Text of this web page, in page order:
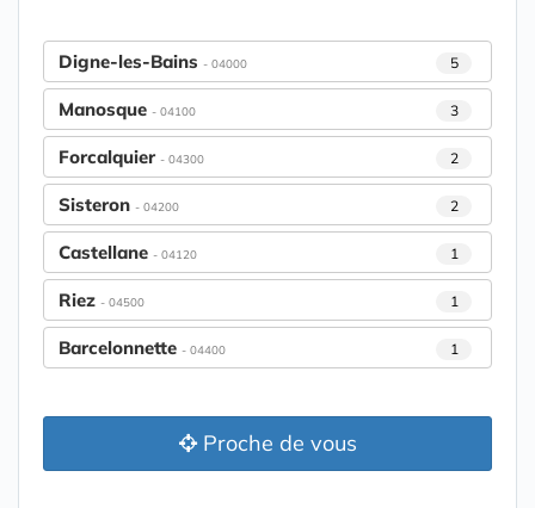
Digne-les-Bains - 04000 5
Manosque - 04100 3
Forcalquier - 04300 2
Sisteron - 04200 2
Castellane - 04120 1
Riez - 04500 1
Barcelonnette - 04400 1
Proche de vous